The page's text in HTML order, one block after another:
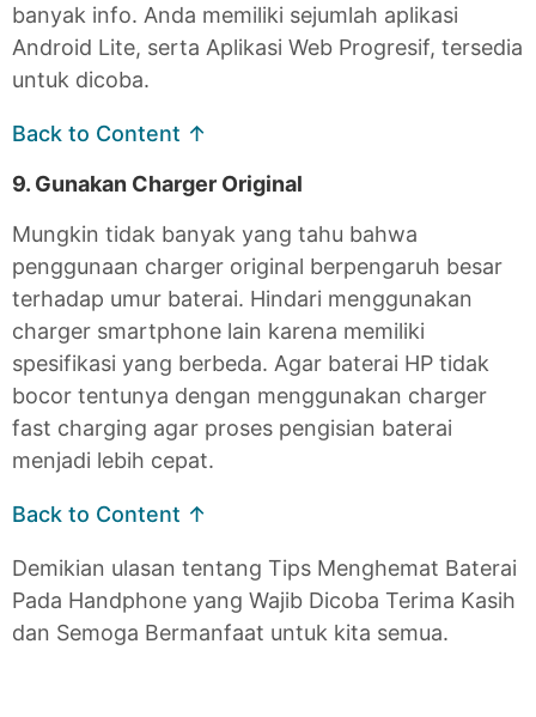
banyak info. Anda memiliki sejumlah aplikasi
Android Lite, serta Aplikasi Web Progresif, tersedia
untuk dicoba.
Back to Content ↑
9. Gunakan Charger Original
Mungkin tidak banyak yang tahu bahwa
penggunaan charger original berpengaruh besar
terhadap umur baterai. Hindari menggunakan
charger smartphone lain karena memiliki
spesifikasi yang berbeda. Agar baterai HP tidak
bocor tentunya dengan menggunakan charger
fast charging agar proses pengisian baterai
menjadi lebih cepat.
Back to Content ↑
Demikian ulasan tentang Tips Menghemat Baterai
Pada Handphone yang Wajib Dicoba Terima Kasih
dan Semoga Bermanfaat untuk kita semua.